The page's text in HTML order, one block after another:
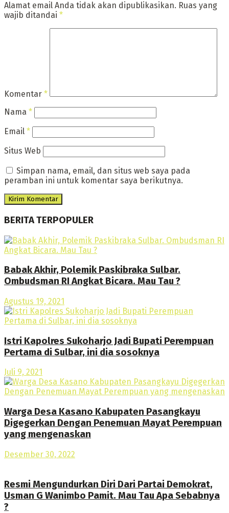
Alamat email Anda tidak akan dipublikasikan. Ruas yang
wajib ditandai *
Komentar *
Nama *
Email *
Situs Web
Simpan nama, email, dan situs web saya pada
peramban ini untuk komentar saya berikutnya.
BERITA TERPOPULER
Babak Akhir, Polemik Paskibraka Sulbar.
Ombudsman RI Angkat Bicara. Mau Tau ?
Agustus 19, 2021
Istri Kapolres Sukoharjo Jadi Bupati Perempuan
Pertama di Sulbar, ini dia sosoknya
Juli 9, 2021
Warga Desa Kasano Kabupaten Pasangkayu
Digegerkan Dengan Penemuan Mayat Perempuan
yang mengenaskan
Desember 30, 2022
Resmi Mengundurkan Diri Dari Partai Demokrat,
Usman G Wanimbo Pamit. Mau Tau Apa Sebabnya
?